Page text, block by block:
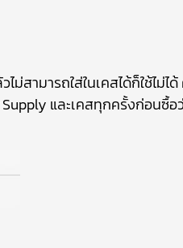
ามารถใส่ในเคสได้ก็ใช้ไม่ได้
และเคสทุกครั้งก่อนซื้อ